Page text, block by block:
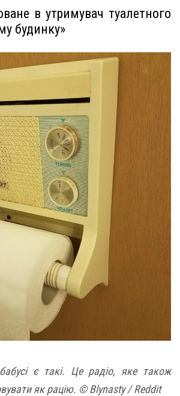
в утримувач туалетного
будинку»
є такі. Це радіо, яке також
як рацію. © Blynasty / Reddit